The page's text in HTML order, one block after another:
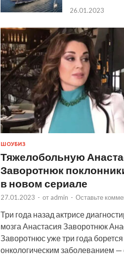
26.01.2023
ШОУБИЗ
Тяжелобольную
Заворотнюк
в новом сериале
27.01.2023 - от admin - Оставьте
Три года назад актрисе
мозга Анастасия Заворотнюк
Заворотнюс уже три года борется
онкологическим заболеванием —